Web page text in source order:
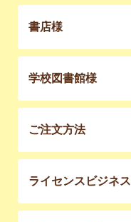
書店様
学校図書館様
ご注文方法
ライセンスビジネス